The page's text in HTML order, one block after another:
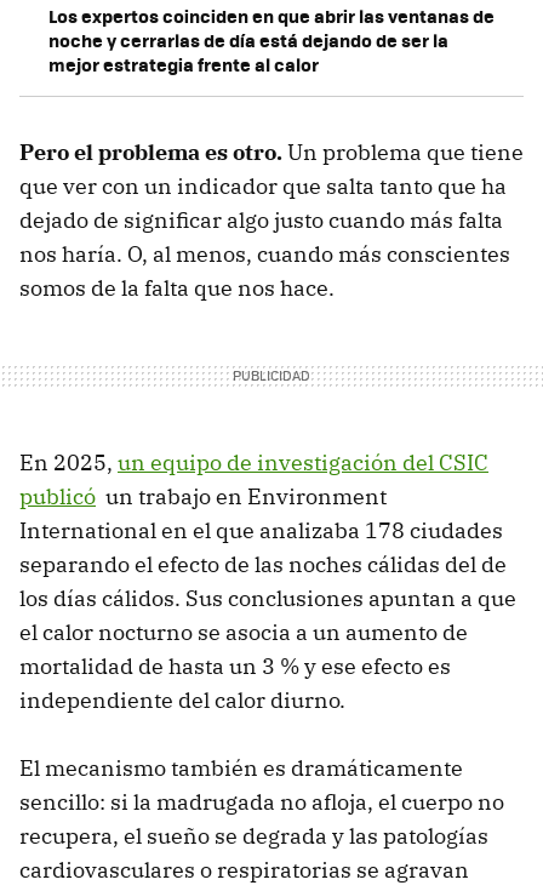
Los expertos coinciden en que abrir las ventanas de
noche y cerrarlas de día está dejando de ser la
mejor estrategia frente al calor
Pero el problema es otro.Un problema que tiene
que ver con un indicador que salta tanto que ha
dejado de significar algo justo cuando más falta
nos haría. O, al menos, cuando más conscientes
somos de la falta que nos hace.
En 2025, un equipo de investigación del CSIC
publicó un trabajo en Environment
International en el que analizaba 178 ciudades
separando el efecto de las noches cálidas del de
los días cálidos. Sus conclusiones apuntan a que
el calor nocturno se asocia a un aumento de
mortalidad de hasta un 3 % y ese efecto es
independiente del calor diurno.
El mecanismo también es dramáticamente
sencillo: si la madrugada no afloja, el cuerpo no
recupera, el sueño se degrada y las patologías
cardiovasculares o respiratorias se agravan